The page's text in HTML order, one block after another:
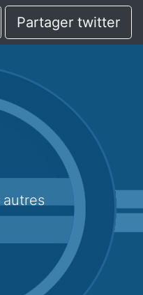
Partager twitter